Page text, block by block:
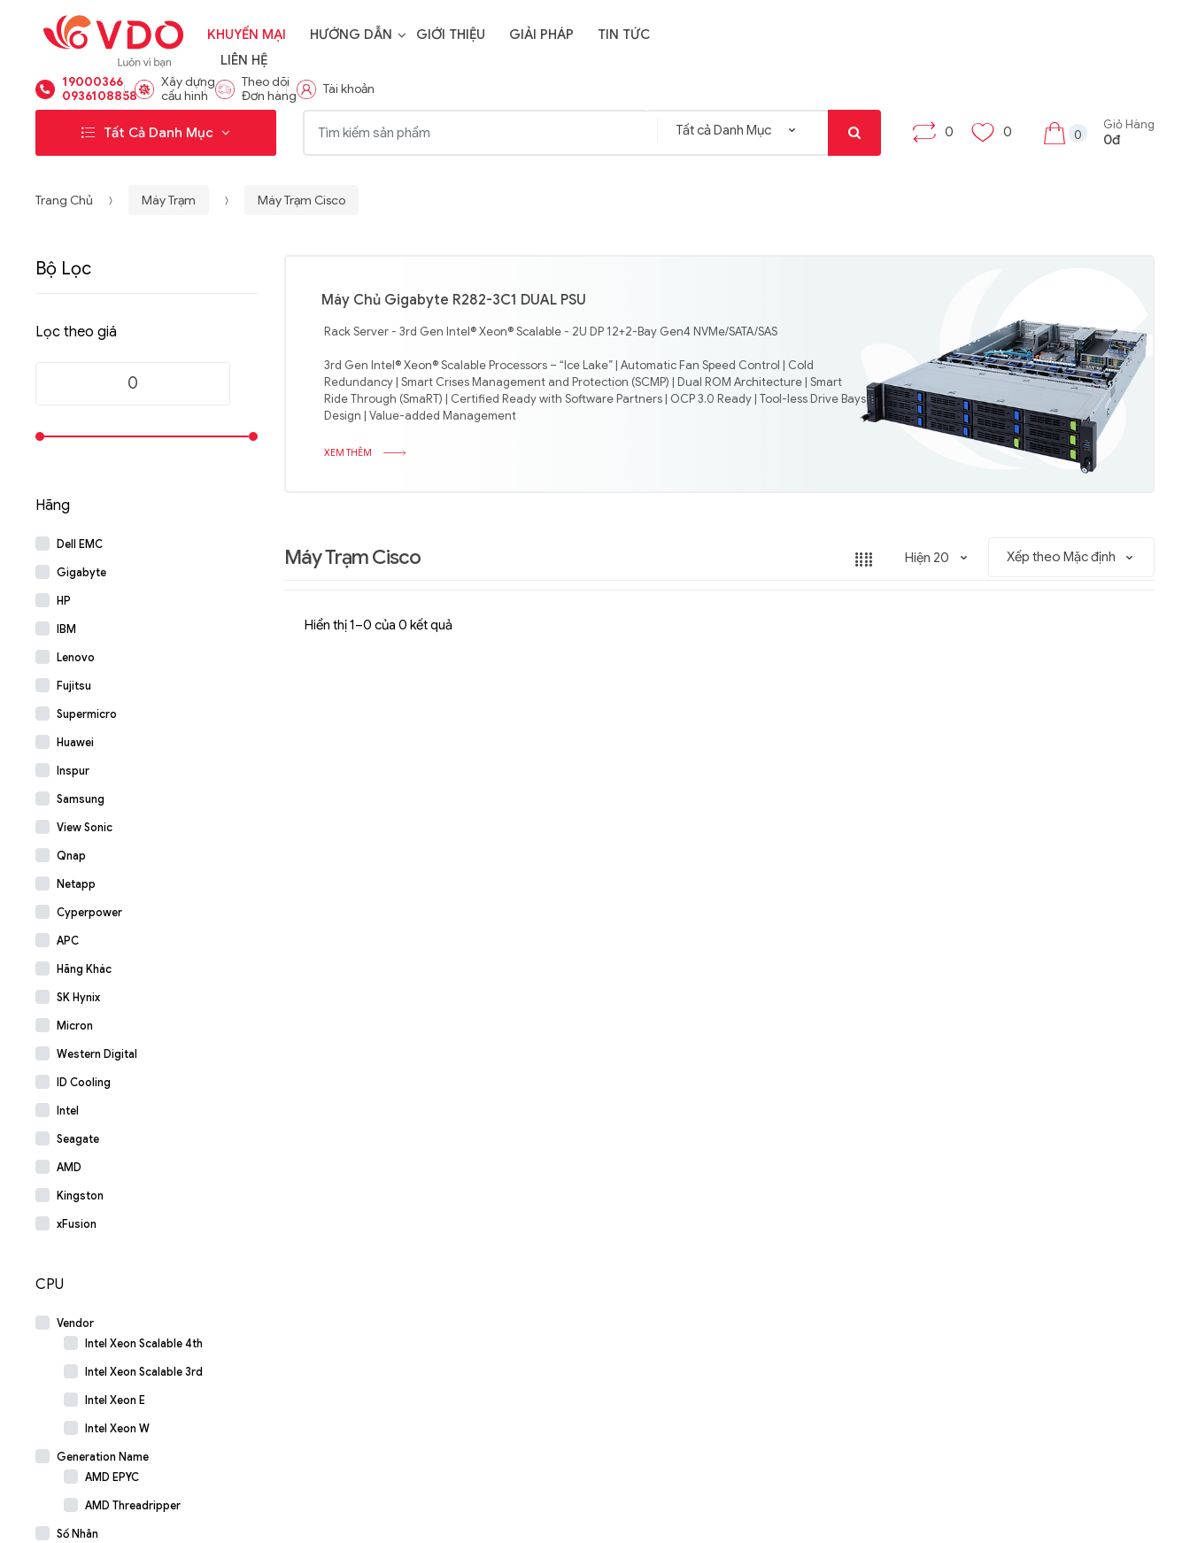
KHUYẾN MẠI HƯỚNG DẪN GIỚI THIỆU GIẢI PHÁP
TIN TỨC
LIÊN HỆ
19000366
0936108858
Xây dựng
cấu hình
Theo dõi
Đơn hàng
Tài khoản
Tất Cả Danh Mục 0 0 0
Giỏ Hàng
0đ
Trang Chủ Máy Trạm Máy Trạm Cisco
Máy Chủ Gigabyte R282-3C1 DUAL PSU
Rack Server - 3rd Gen Intel® Xeon® Scalable - 2U DP 12+2-Bay Gen4 NVMe/SATA/SAS
3rd Gen Intel® Xeon® Scalable Processors – “Ice Lake” | Automatic Fan Speed Control | Cold
Redundancy | Smart Crises Management and Protection (SCMP) | Dual ROM Architecture | Smart
Ride Through (SmaRT) | Certified Ready with Software Partners | OCP 3.0 Ready | Tool-less Drive Bays
Design | Value-added Management
XEM THÊM
Máy Trạm Cisco
Hiển thị 1–0 của 0 kết quả
Bộ Lọc
Lọc theo giá
Hãng
Dell EMC
Gigabyte
HP
IBM
Lenovo
Fujitsu
Supermicro
Huawei
Inspur
Samsung
View Sonic
Qnap
Netapp
Cyperpower
APC
Hãng Khác
SK Hynix
Micron
Western Digital
ID Cooling
Intel
Seagate
AMD
Kingston
xFusion
CPU
Vendor
Intel Xeon Scalable 4th
Intel Xeon Scalable 3rd
Intel Xeon E
Intel Xeon W
Generation Name
AMD EPYC
AMD Threadripper
Số Nhân